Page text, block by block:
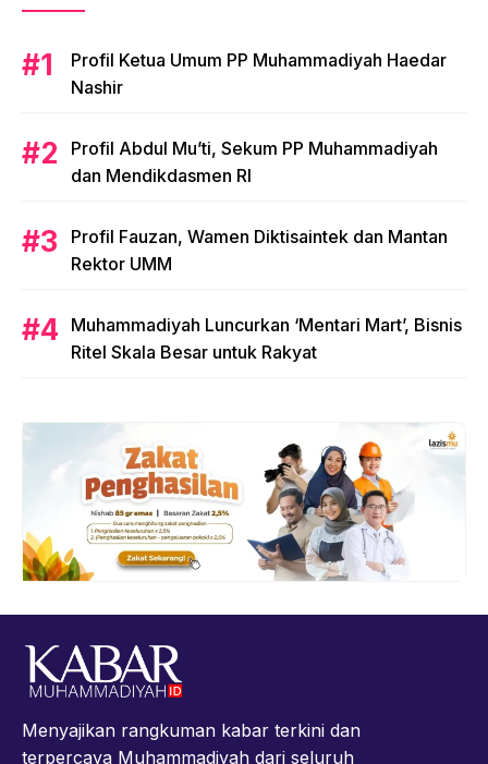
Profil Ketua Umum PP Muhammadiyah Haedar
Nashir
Profil Abdul Mu’ti, Sekum PP Muhammadiyah
dan Mendikdasmen RI
Profil Fauzan, Wamen Diktisaintek dan Mantan
Rektor UMM
Muhammadiyah Luncurkan ‘Mentari Mart’, Bisnis
Ritel Skala Besar untuk Rakyat
Menyajikan rangkuman kabar terkini dan
terpercaya Muhammadiyah dari seluruh